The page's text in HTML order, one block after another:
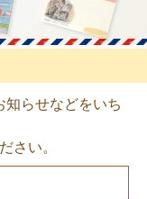
知らせなどをいち
さい。